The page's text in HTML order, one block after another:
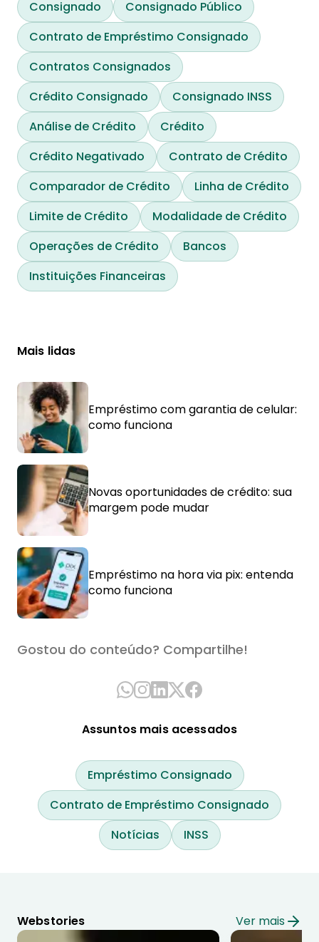
Consignado
Consignado Público
Contrato de Empréstimo Consignado
Contratos Consignados
Crédito Consignado
Consignado INSS
Análise de Crédito
Crédito
Crédito Negativado
Contrato de Crédito
Comparador de Crédito
Linha de Crédito
Limite de Crédito
Modalidade de Crédito
Operações de Crédito
Bancos
Instituições Financeiras
Mais lidas
Empréstimo com garantia de celular:
como funciona
Novas oportunidades de crédito: sua
margem pode mudar
Empréstimo na hora via pix: entenda
como funciona
Gostou do conteúdo? Compartilhe!
Assuntos mais acessados
Empréstimo Consignado
Contrato de Empréstimo Consignado
Notícias
INSS
Webstories Ver mais